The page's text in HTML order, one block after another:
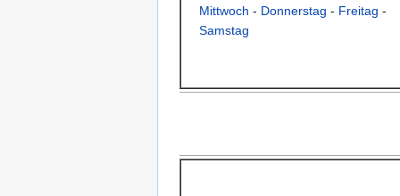
Mittwoch - Donnerstag - Freitag -
Samstag